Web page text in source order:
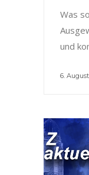
Was
und
6.